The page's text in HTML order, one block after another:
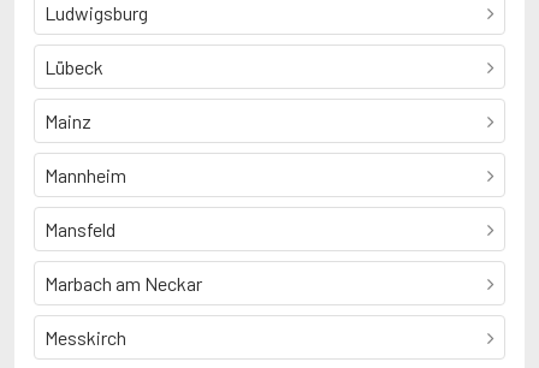
Ludwigsburg
Lübeck
Mainz
Mannheim
Mansfeld
Marbach am Neckar
Messkirch